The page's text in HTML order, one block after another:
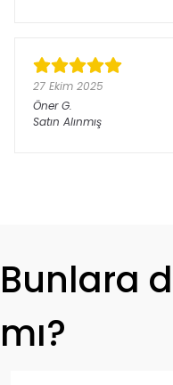
27 Ekim 2025
ÖnerG.
Satın Alınmış
Bunlara
mı?